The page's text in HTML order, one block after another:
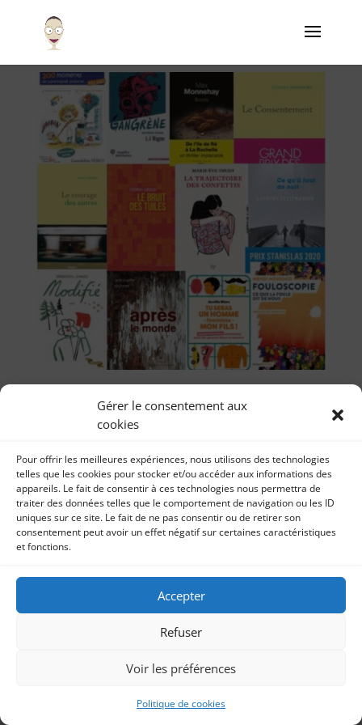
Gérer le consentement aux
cookies
Pour offrir les meilleures expériences, nous utilisons des technologies
telles que les cookies pour stocker et/ou accéder aux informations des
appareils. Le fait de consentir à ces technologies nous permettra de
traiter des données telles que le comportement de navigation ou les ID
uniques sur ce site. Le fait de ne pas consentir ou de retirer son
consentement peut avoir un effet négatif sur certaines caractéristiques
et fonctions.
Accepter
Refuser
Voir les préférences
Politique de cookies
Les livres 2020 que je vous ai chroniqués ! Best-
Sonia Imbert|
Littérature Sonia Imbert 18 décembre 2020 Ils sont
termine (ENFIN!), je vous les remémore...